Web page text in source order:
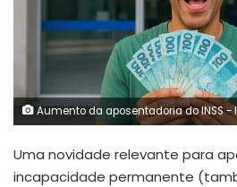
Aumento da aposentadoria do INSS -
Uma novidade relevante para
incapacidade permanente